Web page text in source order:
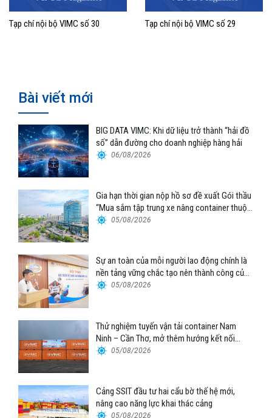
Tạp chí nội bộ VIMC số 30 Tạp chí nội bộ VIMC số 29
Bài viết mới
BIG DATA VIMC: Khi dữ liệu trở thành “hải đồ
số” dẫn đường cho doanh nghiệp hàng hải
06/08/2026
Gia hạn thời gian nộp hồ sơ đề xuất Gói thầu
“Mua sắm tập trung xe nâng container thuộc
Tổng công ty Hàng hải Việt Nam – CTCP”
05/08/2026
Sự an toàn của mỗi người lao động chính là
nền tảng vững chắc tạo nên thành công của
Cảng Đà Nẵng
05/08/2026
Thử nghiệm tuyến vận tải container Nam
Ninh – Cần Thơ, mở thêm hướng kết nối
logistics cho ĐBSCL
05/08/2026
Cảng SSIT đầu tư hai cẩu bờ thế hệ mới,
nâng cao năng lực khai thác cảng
05/08/2026